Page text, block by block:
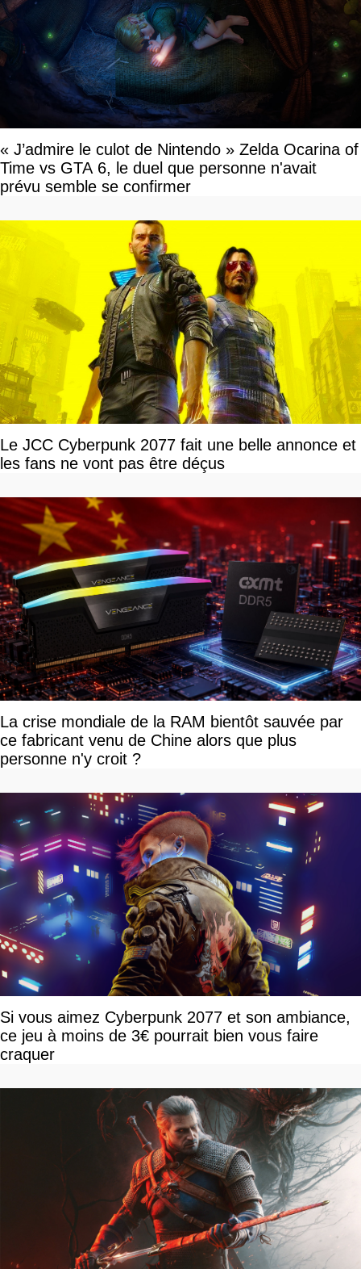
« J’admire le culot de Nintendo » Zelda Ocarina of
Time vs GTA 6, le duel que personne n'avait
prévu semble se confirmer
Le JCC Cyberpunk 2077 fait une belle annonce et
les fans ne vont pas être déçus
La crise mondiale de la RAM bientôt sauvée par
ce fabricant venu de Chine alors que plus
personne n'y croit ?
Si vous aimez Cyberpunk 2077 et son ambiance,
ce jeu à moins de 3€ pourrait bien vous faire
craquer